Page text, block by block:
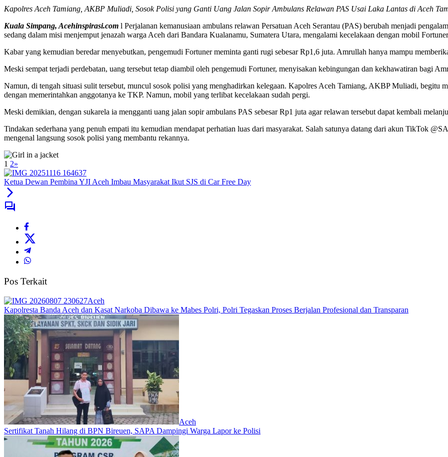
Kapolres Aceh Tamiang, AKBP Muliadi, Sosok Polisi yang Ganti Uang Jalan Sopir Ambulans Relawan PAS Usai Laka Lantas di Aceh
Kuala Simpang, Acehinspirasi.com l Perjalanan kemanusiaan ambulans relawan Persatuan Aceh Serantau (PAS) berubah menjadi
sedang dalam misi menjemput jenazah warga Aceh dari Bandara Kualanamu, Sumatera Utara, mengalami kecelakaan dengan mobil
Kabar yang kemudian beredar menyebutkan, pengemudi Fortuner meminta ganti rugi sebesar Rp1,6 juta. Amrullah hanya mampu
Meski sempat terjadi perdebatan, uang tersebut tetap diambil oleh pengemudi Fortuner, menyisakan kebingungan dan kekhawatiran bagi
Namun, di tengah situasi sulit tersebut, muncul sosok polisi yang menghadirkan kelegaan. Kapolres Aceh Tamiang, AKBP Muliadi, begitu
dengan memerintahkan anggotanya ke TKP. Namun, mobil yang terlibat kecelakaan sudah pergi.
Meski demikian, dengan sukarela ia mengganti uang jalan sopir ambulans PAS sebesar Rp1 juta agar relawan tersebut dapat kembali
Tindakan sederhana yang penuh empati itu kemudian mendapat perhatian luas dari masyarakat. Salah satunya datang dari akun TikTok
mengenal langsung sosok polisi yang membantu rekannya.
1 2»
Ketua Dewan Pembina YJI Aceh Imbau Masyarakat Ikut SJS di Car Free Day
Pos Terkait
Aceh
Kapolresta Banda Aceh dan Kasat Narkoba Dibawa ke Mabes Polri, Polri Tegaskan Proses Berjalan Profesional dan Transparan
Aceh
Sertifikat Tanah Hilang di BPN Bireuen, SAPA Dampingi Warga Lapor ke Polisi